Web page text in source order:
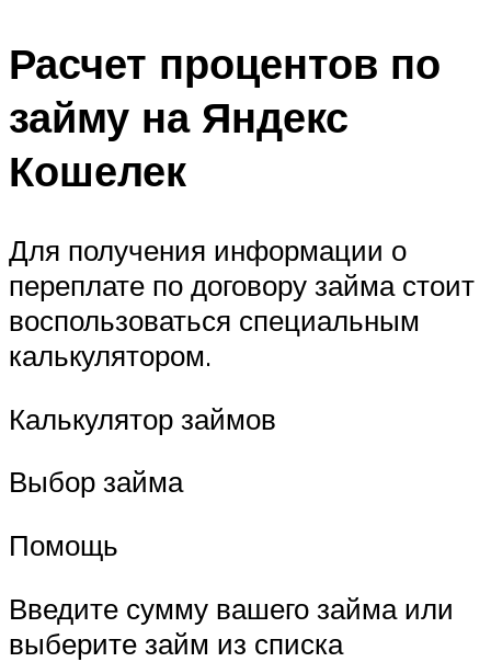
Расчет процентов по
займу на Яндекс
Кошелек
Для получения информации о
переплате по договору займа стоит
воспользоваться специальным
калькулятором.
Калькулятор займов
Выбор займа
Помощь
Введите сумму вашего займа или
выберите займ из списка